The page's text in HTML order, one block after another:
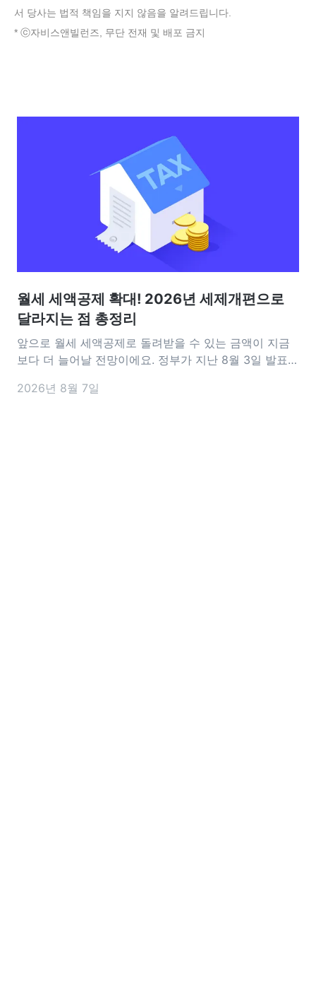
서 당사는 법적 책임을 지지 않음을 알려드립니다.
* ⓒ자비스앤빌런즈, 무단 전재 및 배포 금지
월세 세액공제 확대! 2026년 세제개편으로
달라지는 점 총정리
앞으로 월세 세액공제로 돌려받을 수 있는 금액이 지금
보다 더 늘어날 전망이에요. 정부가 지난 8월 3일 발표한
용이 담겼어요. 공제 대상이 되는 월세 한도는 기존 연
2026년 8월 7일